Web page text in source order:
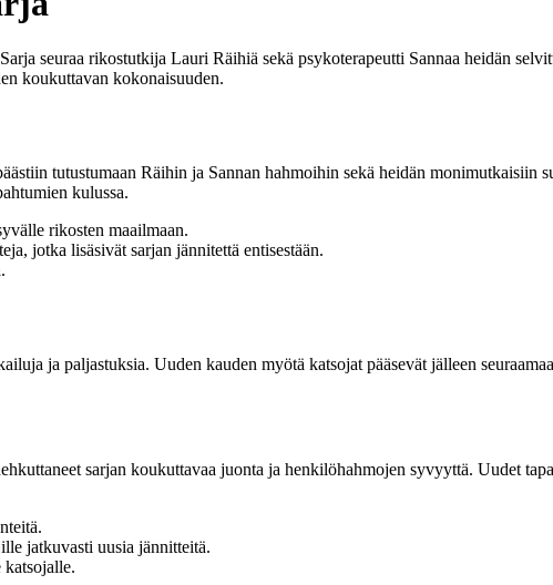
seuraa rikostutkija Lauri Räihiä sekä psykoterapeutti Sannaa heidän
koukuttavan kokonaisuuden.
tutustumaan Räihin ja Sannan hahmoihin sekä heidän monimutkaisiin
kulussa.
rikosten maailmaan.
jotka lisäsivät sarjan jännitettä entisestään.
ja paljastuksia. Uuden kauden myötä katsojat pääsevät jälleen
sarjan koukuttavaa juonta ja henkilöhahmojen syvyyttä. Uudet
jatkuvasti uusia jännitteitä.